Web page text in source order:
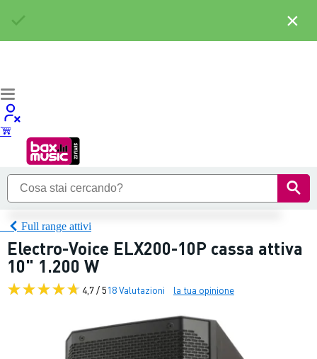
Full range attivi
Electro-Voice ELX200-10P cassa attiva
10" 1.200 W
4,7 / 518 Valutazioni la tua opinione
×